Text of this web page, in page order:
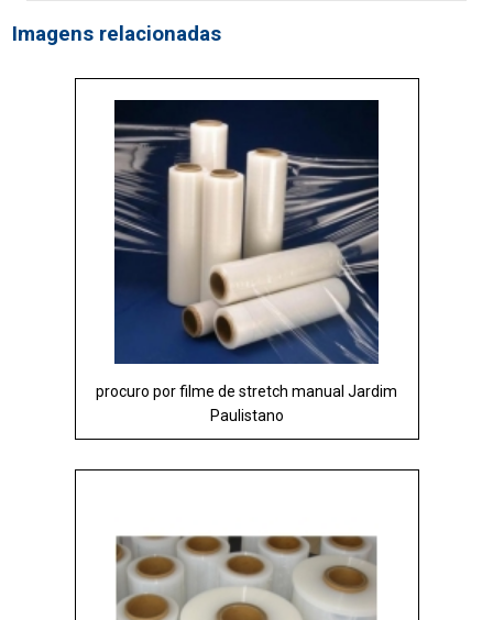
Imagens relacionadas
procuro por filme de stretch manual Jardim
Paulistano